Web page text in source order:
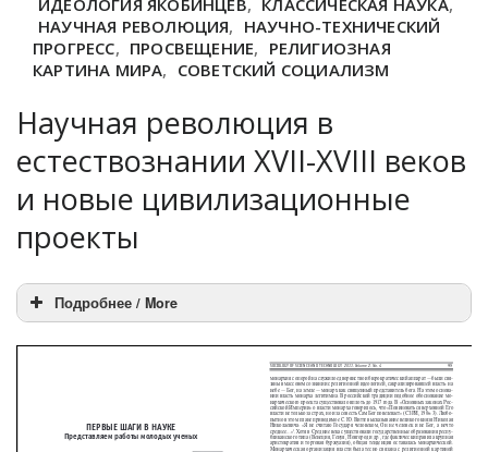
ИДЕОЛОГИЯ ЯКОБИНЦЕВ, КЛАССИЧЕСКАЯ НАУКА,
НАУЧНАЯ РЕВОЛЮЦИЯ, НАУЧНО-ТЕХНИЧЕСКИЙ
ПРОГРЕСС, ПРОСВЕЩЕНИЕ, РЕЛИГИОЗНАЯ
КАРТИНА МИРА, СОВЕТСКИЙ СОЦИАЛИЗМ
Научная революция в
естествознании XVII-XVIII веков
и новые цивилизационные
проекты
Подробнее / More